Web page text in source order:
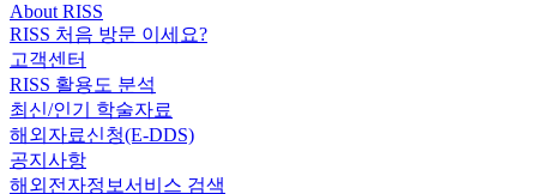
About RISS
RISS 처음 방문 이세요?
고객센터
RISS 활용도 분석
최신/인기 학술자료
해외자료신청(E-DDS)
공지사항
해외전자정보서비스 검색